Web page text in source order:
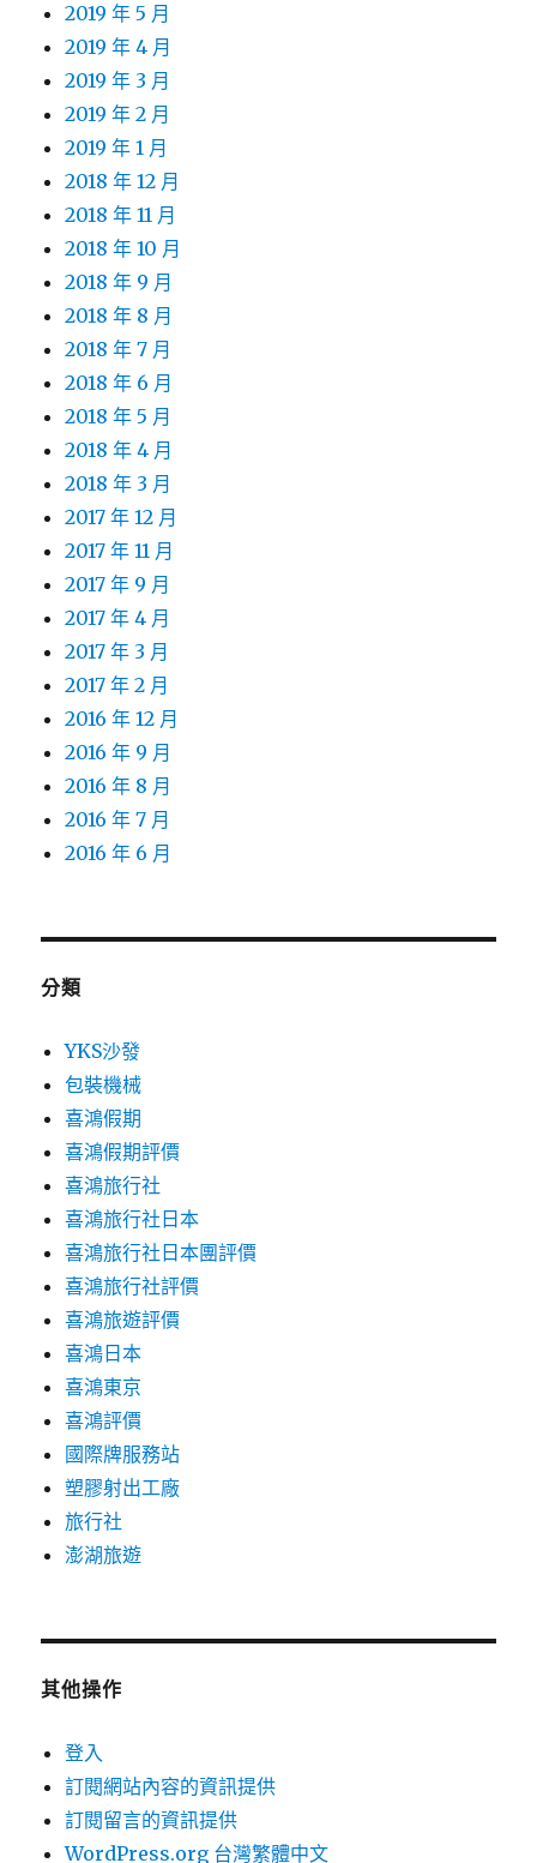
2019 年 5 月
2019 年 4 月
2019 年 3 月
2019 年 2 月
2019 年 1 月
2018 年 12 月
2018 年 11 月
2018 年 10 月
2018 年 9 月
2018 年 8 月
2018 年 7 月
2018 年 6 月
2018 年 5 月
2018 年 4 月
2018 年 3 月
2017 年 12 月
2017 年 11 月
2017 年 9 月
2017 年 4 月
2017 年 3 月
2017 年 2 月
2016 年 12 月
2016 年 9 月
2016 年 8 月
2016 年 7 月
2016 年 6 月
分類
YKS沙發
包裝機械
喜鴻假期
喜鴻假期評價
喜鴻旅行社
喜鴻旅行社日本
喜鴻旅行社日本團評價
喜鴻旅行社評價
喜鴻旅遊評價
喜鴻日本
喜鴻東京
喜鴻評價
國際牌服務站
塑膠射出工廠
旅行社
澎湖旅遊
其他操作
登入
訂閱網站內容的資訊提供
訂閱留言的資訊提供
WordPress.org 台灣繁體中文